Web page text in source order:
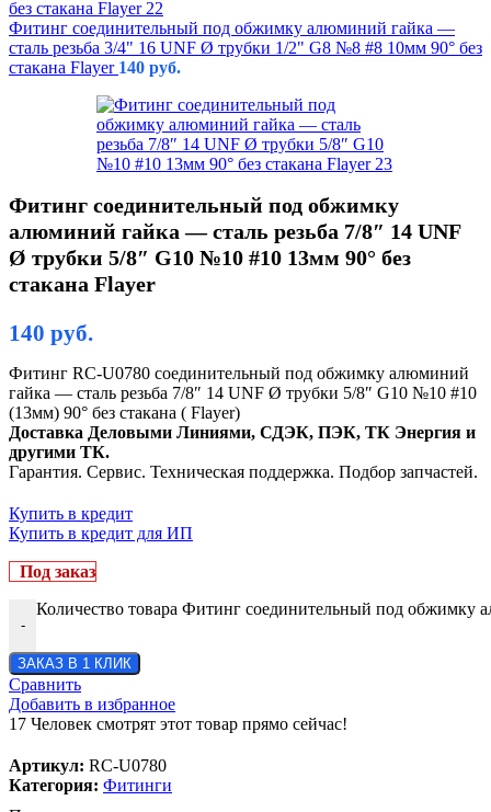
Фитинг соединительный под обжимку алюминий гайка —
сталь резьба 3/4" 16 UNF Ø трубки 1/2" G8 №8 #8 10мм 90° без
стакана Flayer 140 руб.
Фитинг соединительный под обжимку
алюминий гайка — сталь резьба 7/8″ 14 UNF
Ø трубки 5/8″ G10 №10 #10 13мм 90° без
стакана Flayer
140 руб.
Фитинг RC-U0780 соединительный под обжимку алюминий
гайка — сталь резьба 7/8″ 14 UNF Ø трубки 5/8″ G10 №10 #10
(13мм) 90° без стакана ( Flayer)
Доставка Деловыми Линиями, СДЭК, ПЭК, ТК Энергия и
другими ТК.
Гарантия. Сервис. Техническая поддержка. Подбор запчастей.
Купить в кредит
Купить в кредит для ИП
Под заказ
-
Количество товара Фитинг соединительный под обжимку
ЗАКАЗ В 1 КЛИК
Сравнить
Добавить в избранное
17 Человек смотрят этот товар прямо сейчас!
Артикул: RC-U0780
Категория: Фитинги